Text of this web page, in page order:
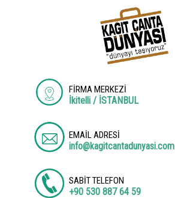
FİRMA MERKEZİ
İkitelli / İSTANBUL
EMAİL ADRESİ
info@kagitcantadunyasi.com
SABİT TELEFON
+90 530 887 64 59